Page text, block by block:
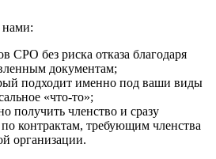
нами:
СРО без риска отказа благодаря
документам;
подходит именно под ваши виды
«что-то»;
получить членство и сразу
по контрактам, требующим членства
организации.